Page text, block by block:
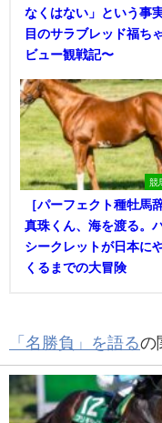
なくはない」という事
目のサラブレッド福ち
ビュー観戦記〜
競
［パーフェクト種牡馬
真珠くん、海を渡る。
シークレットが日本に
くるまでの大冒険
「名勝負」を語るの